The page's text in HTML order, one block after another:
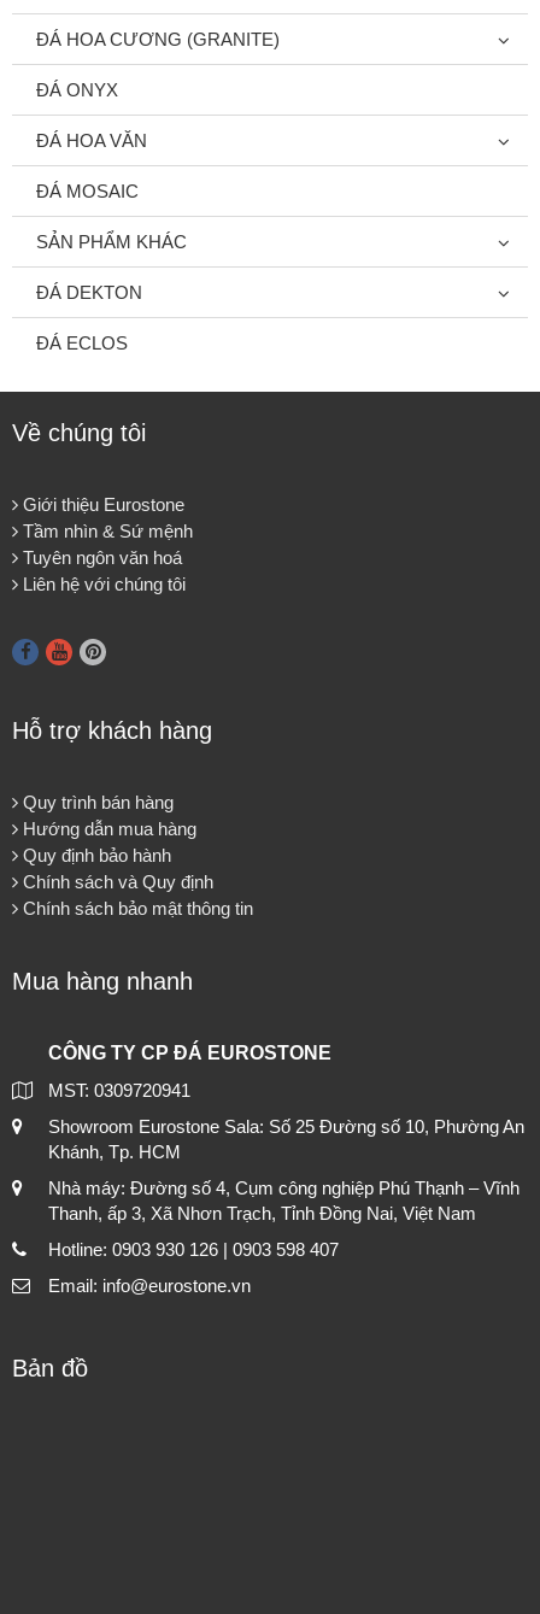
ĐÁ HOA CƯƠNG (GRANITE)
ĐÁ ONYX
ĐÁ HOA VĂN
ĐÁ MOSAIC
SẢN PHẨM KHÁC
ĐÁ DEKTON
ĐÁ ECLOS
Về chúng tôi
Giới thiệu Eurostone
Tầm nhìn & Sứ mệnh
Tuyên ngôn văn hoá
Liên hệ với chúng tôi
Hỗ trợ khách hàng
Quy trình bán hàng
Hướng dẫn mua hàng
Quy định bảo hành
Chính sách và Quy định
Chính sách bảo mật thông tin
Mua hàng nhanh
CÔNG TY CP ĐÁ EUROSTONE
MST: 0309720941
Showroom Eurostone Sala: Số 25 Đường số 10, Phường An
Khánh, Tp. HCM
Nhà máy: Đường số 4, Cụm công nghiệp Phú Thạnh – Vĩnh
Thanh, ấp 3, Xã Nhơn Trạch, Tỉnh Đồng Nai, Việt Nam
Hotline: 0903 930 126 | 0903 598 407
Email: info@eurostone.vn
Bản đồ